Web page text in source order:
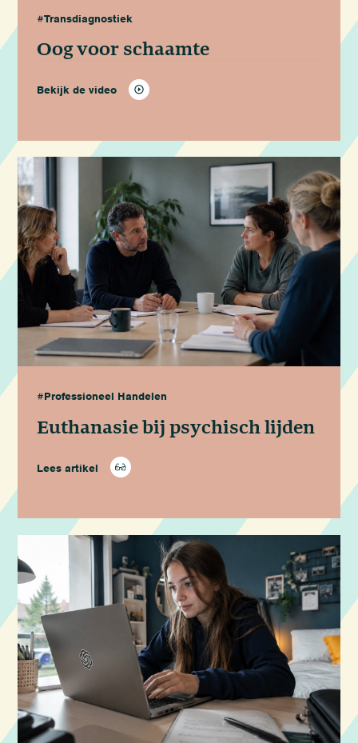
#Transdiagnostiek
Oog voor schaamte
Bekijk de video
#Professioneel Handelen
Euthanasie bij psychisch lijden
Lees artikel